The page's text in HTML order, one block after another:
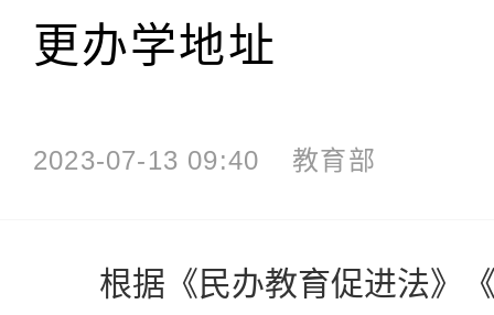
更办学地址
2023-07-13 09:40 教育部
根据《民办教育促进法》《